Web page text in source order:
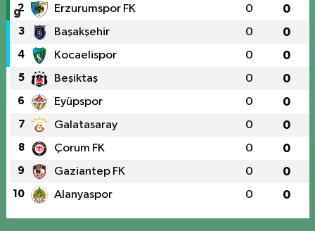
2 Erzurumspor FK 0 0
3 Başakşehir 0 0
4 Kocaelispor 0 0
5 Beşiktaş 0 0
6 Eyüpspor 0 0
7 Galatasaray 0 0
8 Çorum FK 0 0
9 Gaziantep FK 0 0
10 Alanyaspor 0 0